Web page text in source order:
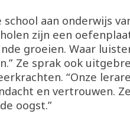
school aan onderwijs
zijn een
groeien. Waar
Ze sprak ook
“Onze
en vertrouwen.
oogst.”